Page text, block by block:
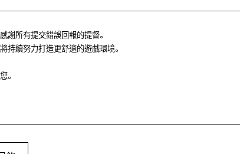
謝所有提交錯誤回報的提督。
持續努力打造更舒適的遊戲環境。
。